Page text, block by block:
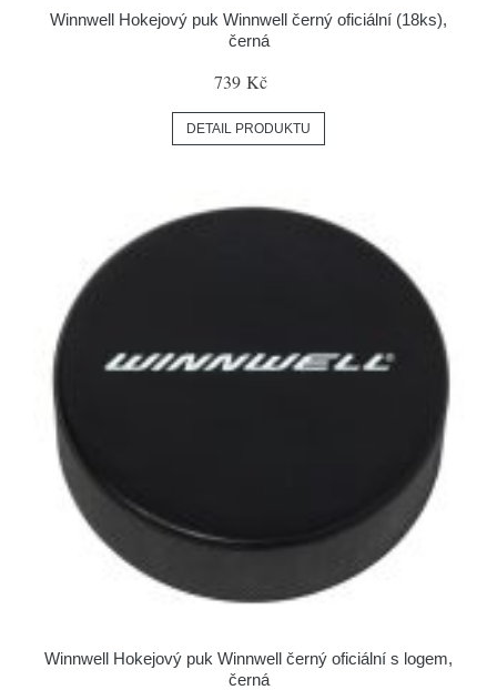
Winnwell Hokejový puk Winnwell černý oficiální (18ks),
černá
739 Kč
DETAIL PRODUKTU
Winnwell Hokejový puk Winnwell černý oficiální s logem,
černá